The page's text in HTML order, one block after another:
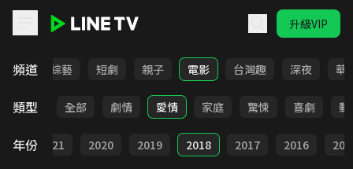
升級VIP
頻道
動畫 綜藝 短劇 親子 電影 台灣趣 深夜 華
類型 全部 劇情 愛情 家庭 驚悚 喜劇 動
年份 2021 2020 2019 2018 2017 2016